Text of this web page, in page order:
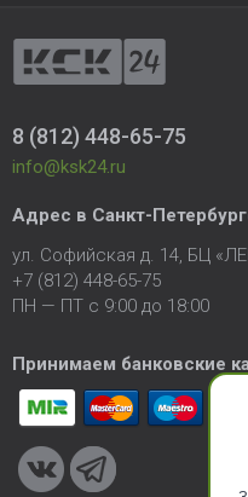
8 (812) 448-65-75
info@ksk24.ru
Адрес в Санкт-
ул. Софийская д. 14, БЦ
+7 (812) 448-65-75
ПН — ПТ с 9:00 до 18:00
Принимаем банковские